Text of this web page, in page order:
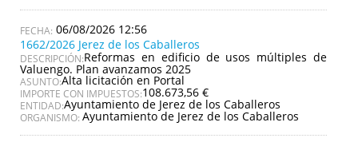
06/08/2026 12:56
1662/2026 Jerez de los Caballeros
DESCRIPCIÓN:Reformas en edificio de usos múltiples de
Valuengo. Plan avanzamos 2025
ASUNTO:Alta licitación en Portal
IMPORTE CON IMPUESTOS:108.673,56 €
ENTIDAD:Ayuntamiento de Jerez de los Caballeros
ORGANISMO: Ayuntamiento de Jerez de los Caballeros